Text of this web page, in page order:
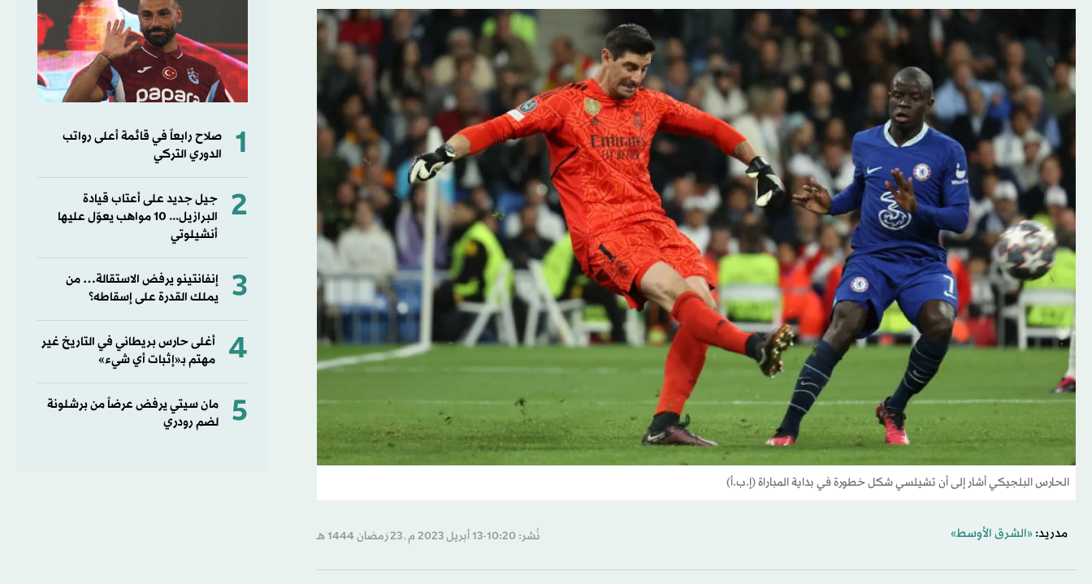
الحارس البلجيكي أشار إلى أن تشيلسي شكل خطورة في بداية المباراة (إ.ب.أ)
مدريد: «الشرق الأوسط» نُشر: 10:20-13 أبريل 2023 م ـ 23 رَمضان 1444 هـ
1
صلاح رابعاً في قائمة أعلى رواتب
الدوري التركي
2
جيل جديد على أعتاب قيادة
البرازيل... 10 مواهب يعوّل عليها
أنشيلوتي
3
إنفانتينو يرفض الاستقالة… من
يملك القدرة على إسقاطه؟
4
أغلى حارس بريطاني في التاريخ غير
مهتم بـ«إثبات أي شيء»
5
مان سيتي يرفض عرضاً من برشلونة
لضم رودري